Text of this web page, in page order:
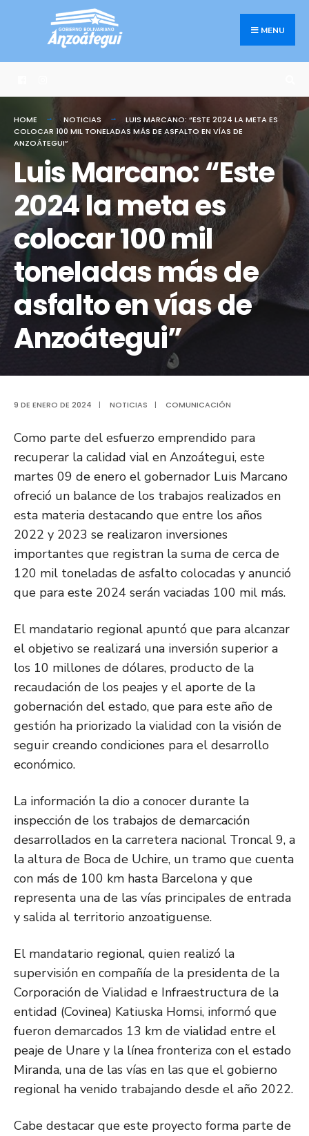
MENU
HOME NOTICIAS
LUIS MARCANO: “ESTE 2024 LA META ES
COLOCAR 100 MIL TONELADAS MÁS DE ASFALTO EN VÍAS DE
ANZOÁTEGUI”
Luis Marcano: “Este
2024 la meta es
colocar 100 mil
toneladas más de
asfalto en vías de
Anzoátegui”
9 DE ENERO DE 2024 | NOTICIAS | COMUNICACIÓN
Como parte del esfuerzo emprendido para
recuperar la calidad vial en Anzoátegui, este
martes 09 de enero el gobernador Luis Marcano
ofreció un balance de los trabajos realizados en
esta materia destacando que entre los años
2022 y 2023 se realizaron inversiones
importantes que registran la suma de cerca de
120 mil toneladas de asfalto colocadas y anunció
que para este 2024 serán vaciadas 100 mil más.
El mandatario regional apuntó que para alcanzar
el objetivo se realizará una inversión superior a
los 10 millones de dólares, producto de la
recaudación de los peajes y el aporte de la
gobernación del estado, que para este año de
gestión ha priorizado la vialidad con la visión de
seguir creando condiciones para el desarrollo
económico.
La información la dio a conocer durante la
inspección de los trabajos de demarcación
desarrollados en la carretera nacional Troncal 9, a
la altura de Boca de Uchire, un tramo que cuenta
con más de 100 km hasta Barcelona y que
representa una de las vías principales de entrada
y salida al territorio anzoatiguense.
El mandatario regional, quien realizó la
supervisión en compañía de la presidenta de la
Corporación de Vialidad e Infraestructura de la
entidad (Covinea) Katiuska Homsi, informó que
fueron demarcados 13 km de vialidad entre el
peaje de Unare y la línea fronteriza con el estado
Miranda, una de las vías en las que el gobierno
regional ha venido trabajando desde el año 2022.
Cabe destacar que este proyecto forma parte de
Search